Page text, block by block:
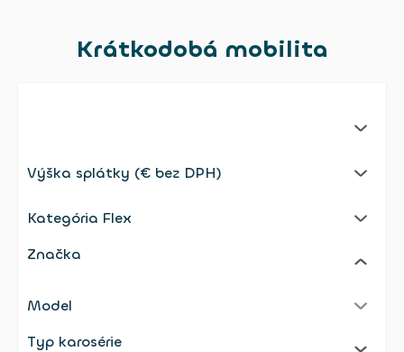
Krátkodobá mobilita
Selected: Výška splátky (€ bez DPH)
Výška splátky (€ bez DPH)
Selected: Kategória Flex
Kategória Flex
Značka
Selected: Model
Model
Typ karosérie